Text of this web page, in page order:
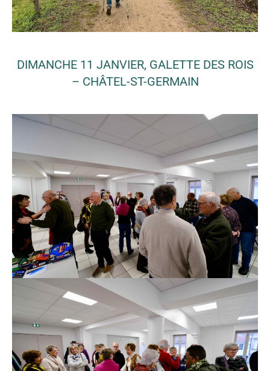
DIMANCHE 11 JANVIER, GALETTE DES ROIS
– CHÂTEL-ST-GERMAIN